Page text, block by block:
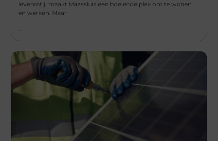
levensstijl maakt Maassluis een boeiende plek om te wonen
en werken. Maar